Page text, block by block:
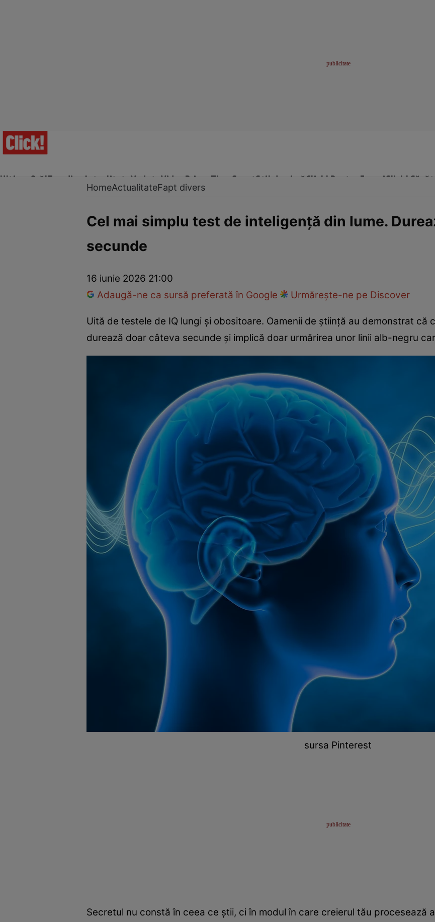
Ultima Oră!Trending Actualitate Vedete Video Prime Time SportStil de viațăClick! Pentru FemeiClick!
InternaționalFapt divers
HomeActualitateFapt divers
Cel mai simplu test de inteligență din lume.
secunde
16 iunie 2026 21:00
Adaugă-ne ca sursă preferată în Google
Urmărește-ne pe Discover
Uită de testele de IQ lungi și obositoare. Oamenii de știință au demonstrat că
durează doar câteva secunde și implică doar urmărirea unor linii alb-negru
sursa Pinterest
Secretul nu constă în ceea ce știi, ci în modul în care creierul tău procesează